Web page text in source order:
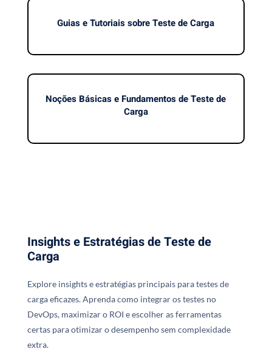
Guias e Tutoriais sobre Teste de Carga
Noções Básicas e Fundamentos de Teste de
Carga
Insights e Estratégias de Teste de
Carga
Explore insights e estratégias principais para testes de
carga eficazes. Aprenda como integrar os testes no
DevOps, maximizar o ROI e escolher as ferramentas
certas para otimizar o desempenho sem complexidade
extra.